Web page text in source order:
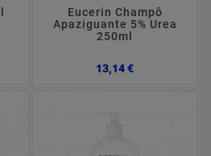
Eucerin Champô
Apaziguante 5% Urea
250ml
13,14 €Preço